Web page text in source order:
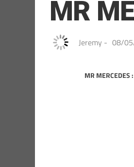
MR
Jeremy - 08/
MR